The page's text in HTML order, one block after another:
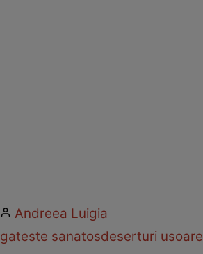
Andreea Luigia
gateste sanatosdeserturi usoare